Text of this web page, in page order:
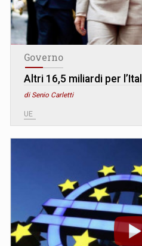
Governo
Altri 16,5 miliardi per
di Senio Carletti
UE